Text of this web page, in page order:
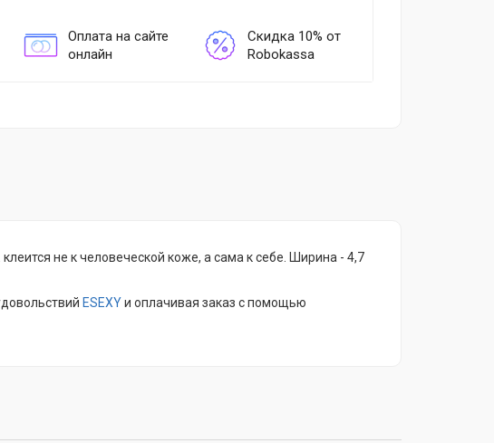
Оплата на сайте
онлайн
Скидка 10% от
Robokassa
не к человеческой коже, а сама к себе. Ширина - 4,7
ESEXYи оплачивая заказ с помощью